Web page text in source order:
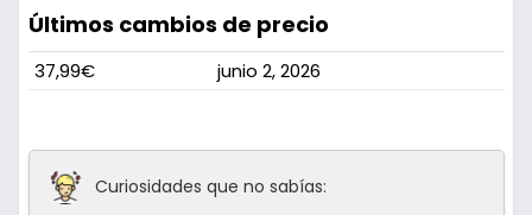
Últimos cambios de precio
37,99€ junio 2, 2026
Curiosidades que no sabías: